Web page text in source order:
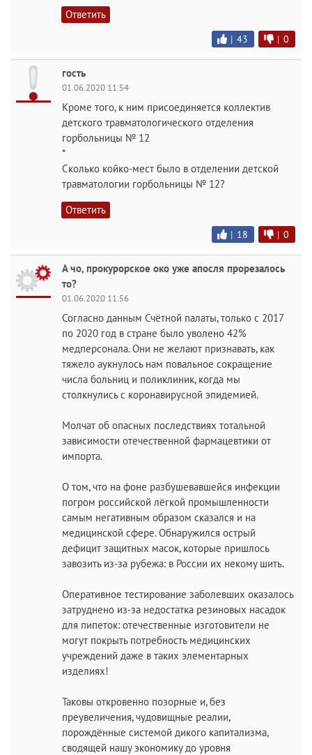
Ответить
| 43 | 0
гость
01.06.2020 11:54
Кроме того, к ним присоединяется коллектив
детского травматологического отделения
горбольницы № 12
*
Сколько койко-мест было в отделении детской
травматологии горбольницы № 12?
Ответить
| 18 | 0
А чо, прокурорское око уже апосля прорезалось
то?
01.06.2020 11:56
Согласно данным Счётной палаты, только с 2017
по 2020 год в стране было уволено 42%
медперсонала. Они не желают признавать, как
тяжело аукнулось нам повальное сокращение
числа больниц и поликлиник, когда мы
столкнулись с коронавирусной эпидемией.
Молчат об опасных последствиях тотальной
зависимости отечественной фармацевтики от
импорта.
О том, что на фоне разбушевавшейся инфекции
погром российской лёгкой промышленности
самым негативным образом сказался и на
медицинской сфере. Обнаружился острый
дефицит защитных масок, которые пришлось
завозить из-за рубежа: в России их некому шить.
Оперативное тестирование заболевших оказалось
затруднено из-за недостатка резиновых насадок
для пипеток: отечественные изготовители не
могут покрыть потребность медицинских
учреждений даже в таких элементарных
изделиях!
Таковы откровенно позорные и, без
преувеличения, чудовищные реалии,
порождённые системой дикого капитализма,
сводящей нашу экономику до уровня